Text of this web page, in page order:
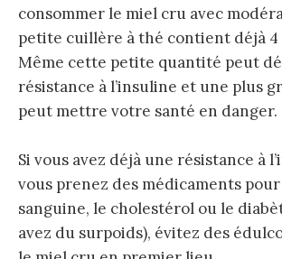
consommer le miel cru avec
petite cuillère à thé contient déjà 4
Même cette petite quantité peut
résistance à l’insuline et une plus
peut mettre votre santé en danger.
Si vous avez déjà une résistance à
vous prenez des médicaments
sanguine, le cholestérol ou le
avez du surpoids), évitez des